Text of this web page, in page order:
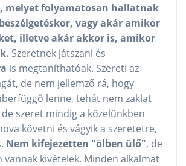
melyet folyamatosan hallatnak
vagy akár amikor
illetve akár akkor is, amikor
Szeretnek játszani és
is megtaníthatóak. Szereti az
de nem jellemző rá, hogy
lenne, tehát nem zaklat
szeret mindig a közelünkben
követni és vágyik a szeretetre,
Nem kifejezetten "ölben ülő", de
vannak kivételek. Minden alkalmat